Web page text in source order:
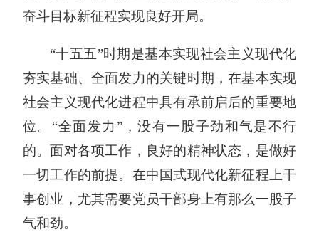
奋斗目标新征程实现良好开局。
“十五五”时期是基本实现社会主义现代化
夯实基础、全面发力的关键时期，在基本实现
社会主义现代化进程中具有承前启后的重要地
位。“全面发力”，没有一股子劲和气是不行
的。面对各项工作，良好的精神状态，是做好
一切工作的前提。在中国式现代化新征程上干
事创业，尤其需要党员干部身上有那么一股子
气和劲。